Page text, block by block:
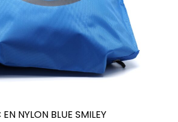
NYLON BLUE SMILEY